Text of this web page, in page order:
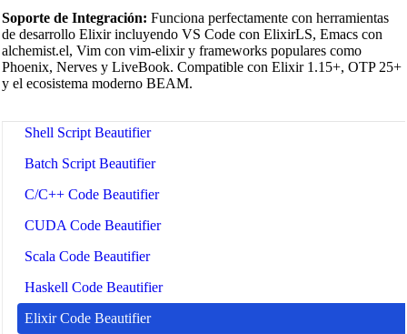
Dart Code Beautifier
INI Beautifier
CSV Beautifier
Shell Script Beautifier
Batch Script Beautifier
C/C++ Code Beautifier
CUDA Code Beautifier
Scala Code Beautifier
Haskell Code Beautifier
Elixir Code Beautifier
Soporte de Integración: Funciona perfectamente con herramientas
de desarrollo Elixir incluyendo VS Code con ElixirLS, Emacs con
alchemist.el, Vim con vim-elixir y frameworks populares como
Phoenix, Nerves y LiveBook. Compatible con Elixir 1.15+, OTP 25+
y el ecosistema moderno BEAM.